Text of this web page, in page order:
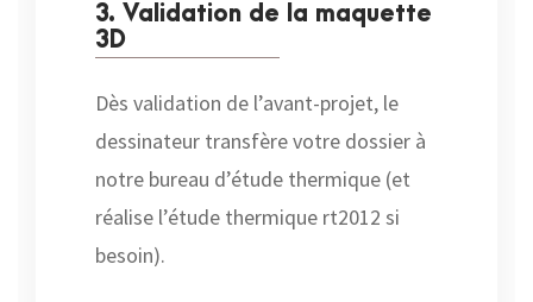
3. Validation de la maquette
3D
Dès validation de l’avant-projet, le
dessinateur transfère votre dossier à
notre bureau d’étude thermique (et
réalise l’étude thermique rt2012 si
besoin).